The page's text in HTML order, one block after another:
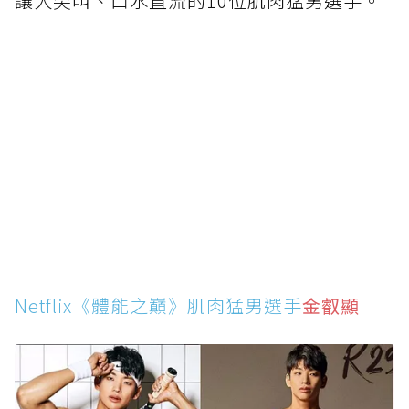
Netflix《體能之巔》肌肉猛男選手金叡顯